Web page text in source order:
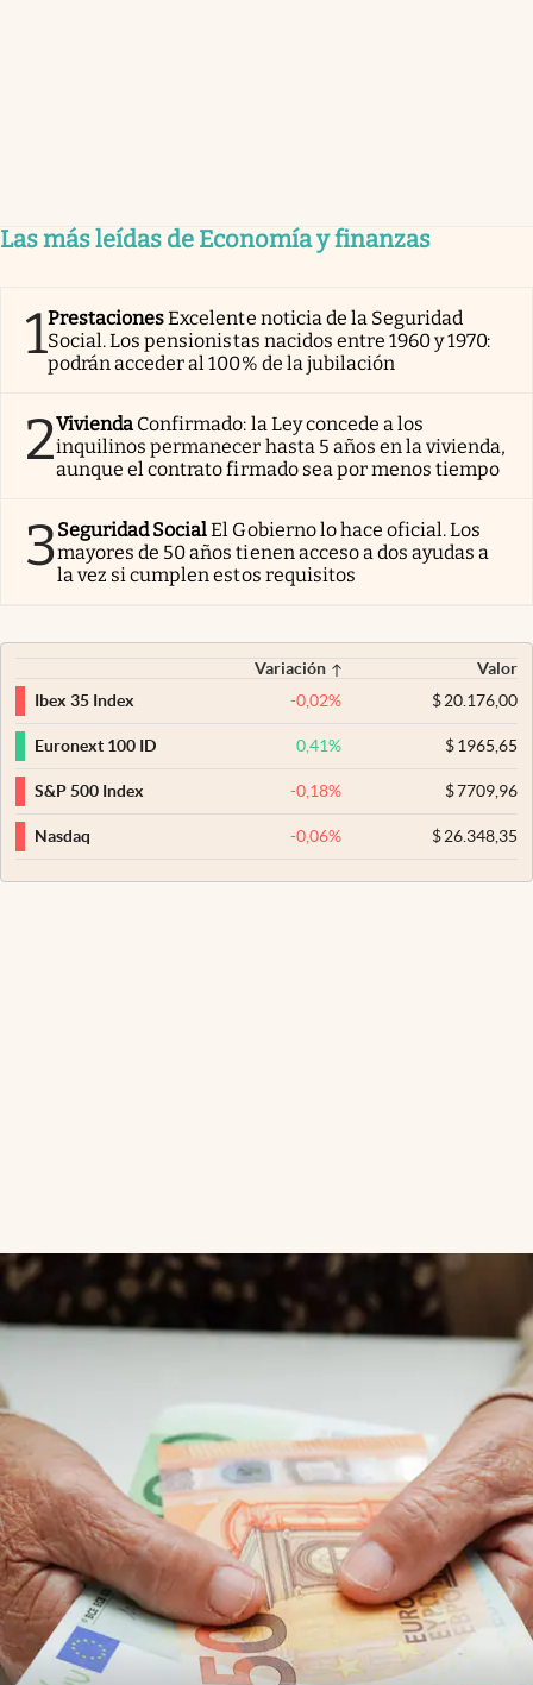
Las más leídas de Economía y finanzas
1PrestacionesExcelente noticia de la Seguridad
Social. Los pensionistas nacidos entre 1960 y 1970:
podrán acceder al 100% de la jubilación
2Vivienda Confirmado: la Ley concede a los
inquilinos permanecer hasta 5 años en la vivienda,
aunque el contrato firmado sea por menos tiempo
3Seguridad SocialEl Gobierno lo hace oficial. Los
mayores de 50 años tienen acceso a dos ayudas a
la vez si cumplen estos requisitos
Variación
Valor
Ibex 35 Index
-0,02% $20.176,00
Euronext 100 ID 0,41% $1965,65
S&P 500 Index -0,18% $7709,96
Nasdaq -0,06% $26.348,35